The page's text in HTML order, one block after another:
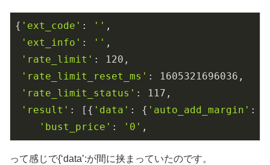
{ 'ext_code' : '' ,
'ext_info' : '' ,
'rate_limit' : 120 ,
'rate_limit_reset_ms' : 1605321696036 ,
'rate_limit_status' : 117 ,
'result' : [{ 'data' : { 'auto_add_margin' :
'bust_price' : '0' ,
って感じで{‘data’:が間に挟まっていたのです。